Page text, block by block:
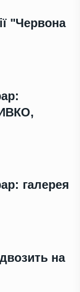
"Червона
галерея
на